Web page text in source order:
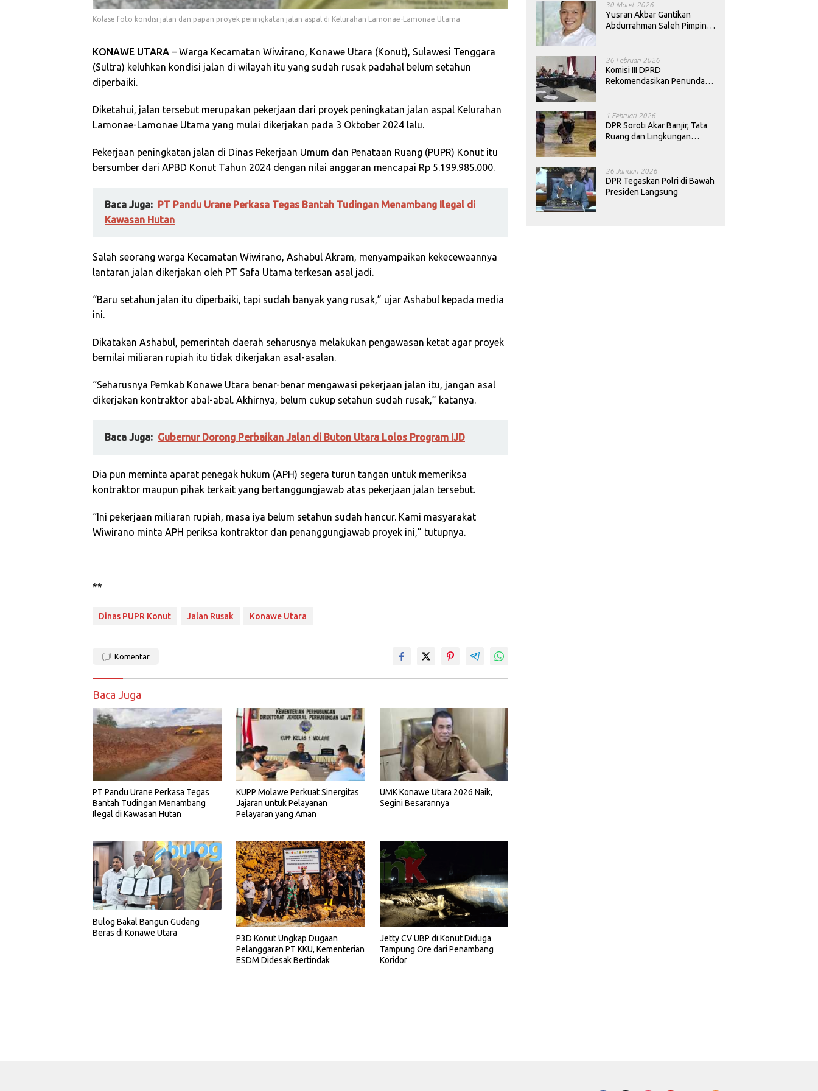
Kolase foto kondisi jalan dan papan proyek peningkatan jalan aspal di Kelurahan Lamonae-Lamonae Utama
KONAWE UTARA – Warga Kecamatan Wiwirano, Konawe Utara (Konut), Sulawesi Tenggara
(Sultra) keluhkan kondisi jalan di wilayah itu yang sudah rusak padahal belum setahun
diperbaiki.
Diketahui, jalan tersebut merupakan pekerjaan dari proyek peningkatan jalan aspal Kelurahan
Lamonae-Lamonae Utama yang mulai dikerjakan pada 3 Oktober 2024 lalu.
Pekerjaan peningkatan jalan di Dinas Pekerjaan Umum dan Penataan Ruang (PUPR) Konut itu
bersumber dari APBD Konut Tahun 2024 dengan nilai anggaran mencapai Rp 5.199.985.000.
Baca Juga:
PT Pandu Urane Perkasa Tegas Bantah Tudingan Menambang Ilegal di
Kawasan Hutan
Salah seorang warga Kecamatan Wiwirano, Ashabul Akram, menyampaikan kekecewaannya
lantaran jalan dikerjakan oleh PT Safa Utama terkesan asal jadi.
“Baru setahun jalan itu diperbaiki, tapi sudah banyak yang rusak,” ujar Ashabul kepada media
ini.
Dikatakan Ashabul, pemerintah daerah seharusnya melakukan pengawasan ketat agar proyek
bernilai miliaran rupiah itu tidak dikerjakan asal-asalan.
“Seharusnya Pemkab Konawe Utara benar-benar mengawasi pekerjaan jalan itu, jangan asal
dikerjakan kontraktor abal-abal. Akhirnya, belum cukup setahun sudah rusak,” katanya.
Baca Juga: Gubernur Dorong Perbaikan Jalan di Buton Utara Lolos Program IJD
Dia pun meminta aparat penegak hukum (APH) segera turun tangan untuk memeriksa
kontraktor maupun pihak terkait yang bertanggungjawab atas pekerjaan jalan tersebut.
“Ini pekerjaan miliaran rupiah, masa iya belum setahun sudah hancur. Kami masyarakat
Wiwirano minta APH periksa kontraktor dan penanggungjawab proyek ini,” tutupnya.
**
Dinas PUPR Konut Jalan Rusak Konawe Utara
Komentar
Baca Juga
PT Pandu Urane Perkasa Tegas
Bantah Tudingan Menambang
Ilegal di Kawasan Hutan
KUPP Molawe Perkuat Sinergitas
Jajaran untuk Pelayanan
Pelayaran yang Aman
UMK Konawe Utara 2026 Naik,
Segini Besarannya
Bulog Bakal Bangun Gudang
Beras di Konawe Utara
P3D Konut Ungkap Dugaan
Pelanggaran PT KKU, Kementerian
ESDM Didesak Bertindak
Jetty CV UBP di Konut Diduga
Tampung Ore dari Penambang
Koridor
30 Maret 2026
Yusran Akbar Gantikan
Abdurrahman Saleh Pimpin
26 Februari 2026
Komisi III DPRD
Rekomendasikan Penundaan
1 Februari 2026
DPR Soroti Akar Banjir, Tata
Ruang dan Lingkungan
26 Januari 2026
DPR Tegaskan Polri di Bawah
Presiden Langsung